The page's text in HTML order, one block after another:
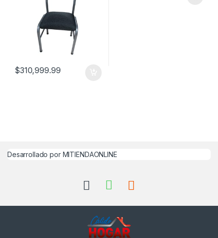
$310,999.99
Desarrollado por MITIENDAONLINE